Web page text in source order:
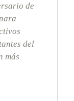
de
del
más